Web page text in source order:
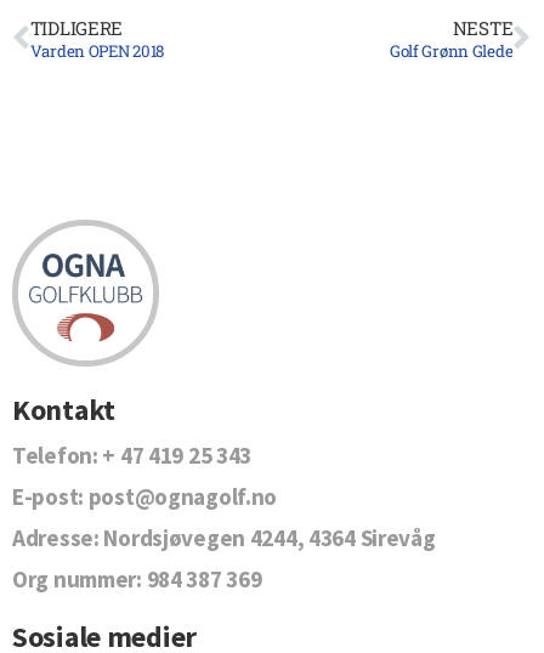
TIDLIGERE
Varden OPEN 2018
NESTE
Golf Grønn Glede
Kontakt
Telefon: + 47 419 25 343
E-post: post@ognagolf.no
Adresse: Nordsjøvegen 4244, 4364 Sirevåg
Org nummer: 984 387 369
Sosiale medier